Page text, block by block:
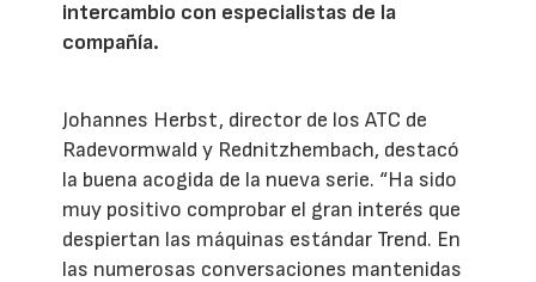
intercambio con especialistas de la
compañía.
Johannes Herbst, director de los ATC de
Radevormwald y Rednitzhembach, destacó
la buena acogida de la nueva serie. “Ha sido
muy positivo comprobar el gran interés que
despiertan las máquinas estándar Trend. En
las numerosas conversaciones mantenidas